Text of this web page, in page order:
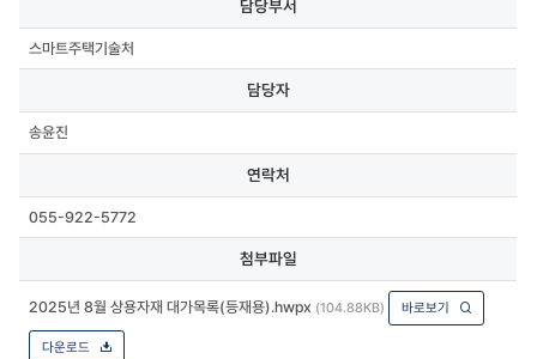
담당부서
스마트주택기술처
담당자
송윤진
연락처
055-922-5772
첨부파일
2025년 8월 상용자재 대가목록(등재용).hwpx (104.88KB) 바로보기
다운로드